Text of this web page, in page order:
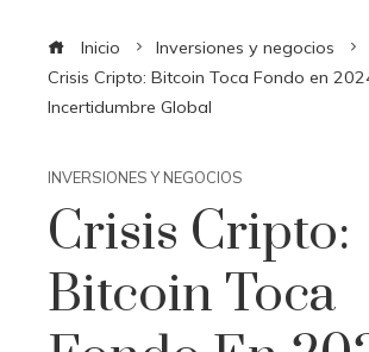
Inicio
Inversiones y negocios
Crisis Cripto: Bitcoin Toca Fondo en
Incertidumbre Global
INVERSIONES Y NEGOCIOS
Crisis Cripto:
Bitcoin Toca